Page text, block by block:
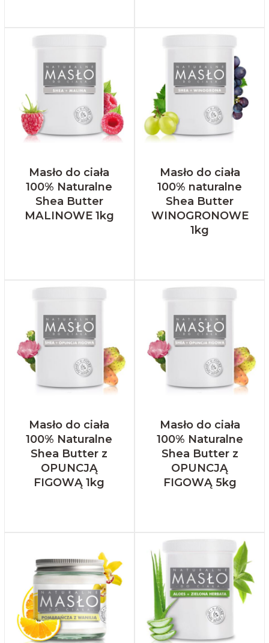
Masło do ciała
100% Naturalne
Shea Butter
MALINOWE 1kg
Masło do ciała
100% naturalne
Shea Butter
WINOGRONOWE
1kg
Masło do ciała
100% Naturalne
Shea Butter z
OPUNCJĄ
FIGOWĄ 1kg
Masło do ciała
100% Naturalne
Shea Butter z
OPUNCJĄ
FIGOWĄ 5kg